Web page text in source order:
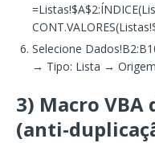
Selecione
→ Tipo: Lista →
3) Macro
(anti-